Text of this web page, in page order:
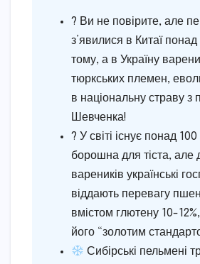
? Ви не повірите, але
з’явилися в Китаї понад
тому, а в Україну
тюркських племен,
в національну страву з
Шевченка!
? У світі існує понад 100
борошна для тіста, але
вареників українські
віддають перевагу
вмістом глютену 10-
його “золотим
Сибірські пельмені